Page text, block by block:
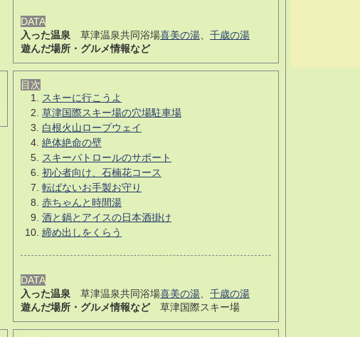
DATA
入った温泉 草津温泉共同浴場喜美の湯
千歳の湯
遊んだ場所・グルメ情報など
目次
スキーに行こうよ
草津国際スキー場の穴場駐車場
白根火山ロープウェイ
絶体絶命の壁
スキーパトロールのサポート
初心者向け、石楠花コース
転ばないお手製お守り
赤ちゃんと時間湯
酒と鍋とアイスの日本酒掛け
締め出しをくらう
DATA
入った温泉 草津温泉共同浴場喜美の湯
千歳の湯
遊んだ場所・グルメ情報など草津国際スキー場